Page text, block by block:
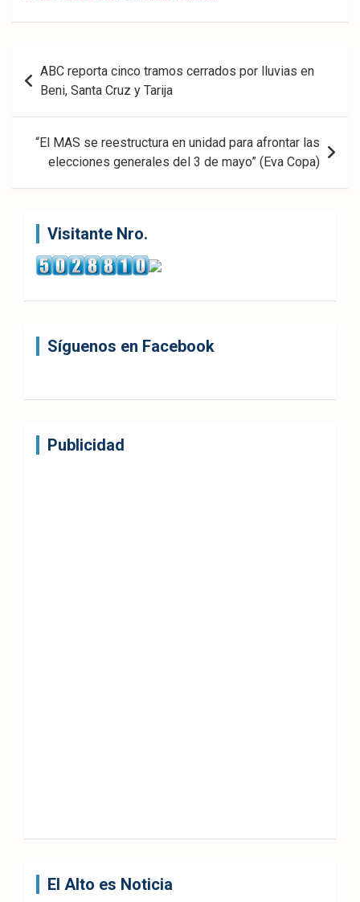
Navegación
de
entradas
ABC reporta cinco tramos cerrados por lluvias en
Beni, Santa Cruz y Tarija
“El MAS se reestructura en unidad para afrontar las
elecciones generales del 3 de mayo” (Eva Copa)
Visitante Nro.
Síguenos en Facebook
Publicidad
El Alto es Noticia